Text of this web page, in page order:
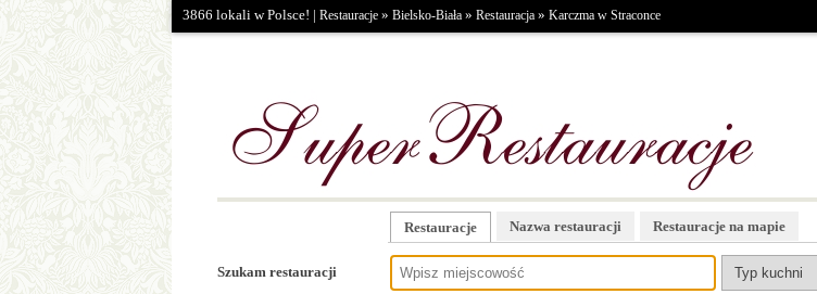
3866 lokali w Polsce! | Restauracje » Bielsko-Biała » Restauracja » Karczma w Straconce
Szukam restauracji
Restauracje Nazwa restauracji Restauracje na mapie